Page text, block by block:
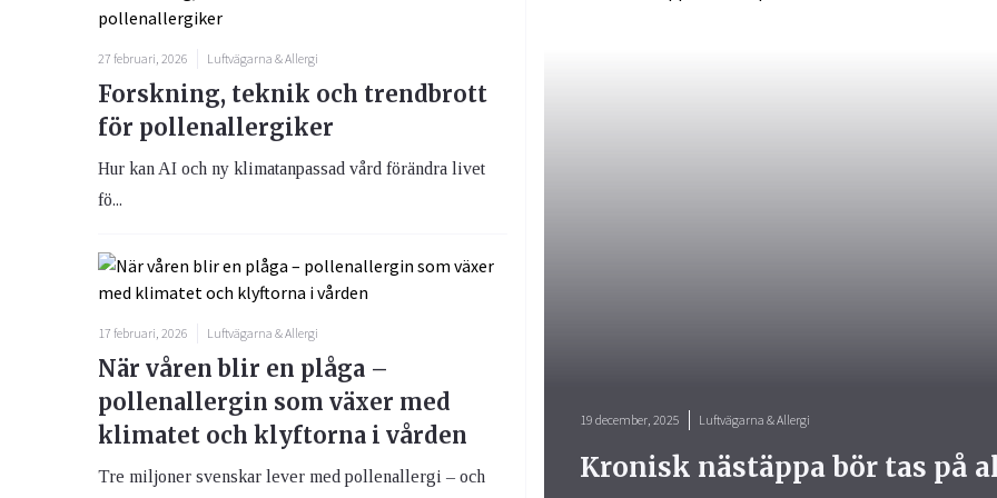
27 februari, 2026 Luftvägarna & Allergi
Forskning, teknik och trendbrott
för pollenallergiker
Hur kan AI och ny klimatanpassad vård förändra livet
fö...
17 februari, 2026 Luftvägarna & Allergi
När våren blir en plåga –
pollenallergin som växer med
klimatet och klyftorna i vården
Tre miljoner svenskar lever med pollenallergi – och
19 december, 2025 Luftvägarna & Allergi
Kronisk nästäppa bör tas på